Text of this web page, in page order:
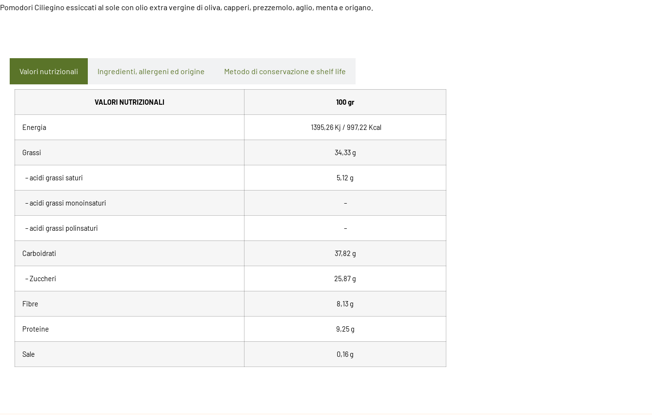
Pomodori Ciliegino essiccati al sole con olio extra vergine di oliva, capperi, prezzemolo, aglio, menta e origano.
Valori nutrizionali Ingredienti, allergeni ed origine Metodo di conservazione e shelf life
VALORI NUTRIZIONALI 100 gr
Energia 1395,26 Kj / 997,22 Kcal
Grassi 34,33g
– acidi grassi saturi 5,12 g
– acidi grassi monoinsaturi –
– acidi grassi polinsaturi –
Carboidrati 37,82 g
– Zuccheri 25,87 g
Fibre 8,13 g
Proteine 9,25 g
Sale 0,16 g